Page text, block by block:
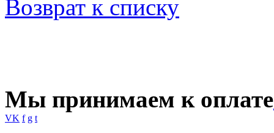
Возврат к списку
Мы принимаем к оплате
VK f g t